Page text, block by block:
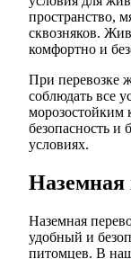
пространство,
сквозняков.
комфортно и
При перевозке
соблюдать все
морозостойким
безопасность
условиях.
Наземная
Наземная
удобный и
питомцев. В